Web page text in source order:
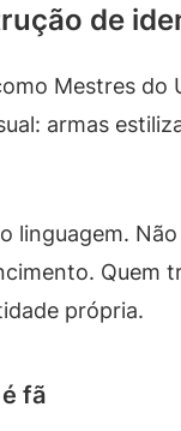
de
Mestres
armas
linguagem.
Quem
própria.
fã